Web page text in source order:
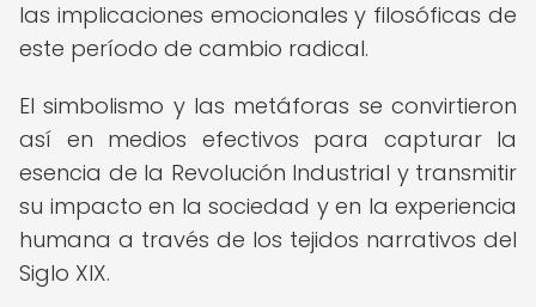
las implicaciones emocionales y filosóficas de
este período de cambio radical.
El simbolismo y las metáforas se convirtieron
así en medios efectivos para capturar la
esencia de la Revolución Industrial y transmitir
su impacto en la sociedad y en la experiencia
humana a través de los tejidos narrativos del
Siglo XIX.